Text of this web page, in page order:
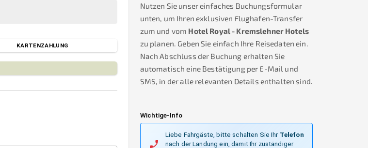
KARTENZAHLUNG
Nutzen Sie unser einfaches Buchungsformular
unten, um Ihren exklusiven Flughafen-Transfer
zum und vom Hotel Royal - Kremslehner Hotels
zu planen. Geben Sie einfach Ihre Reisedaten ein.
Nach Abschluss der Buchung erhalten Sie
automatisch eine Bestätigung per E-Mail und
SMS, in der alle relevanten Details enthalten sind.
Wichtige-Info
Liebe Fahrgäste, bitte schalten Sie Ihr Telefon
nach der Landung ein, damit Ihr zuständiger